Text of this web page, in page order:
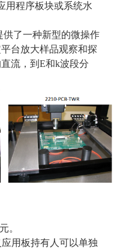
用程序板块或系统水
供了一种新型的微操作
台放大样品观察和探
流，到 E和k波段分
。
用板持有人可以单独